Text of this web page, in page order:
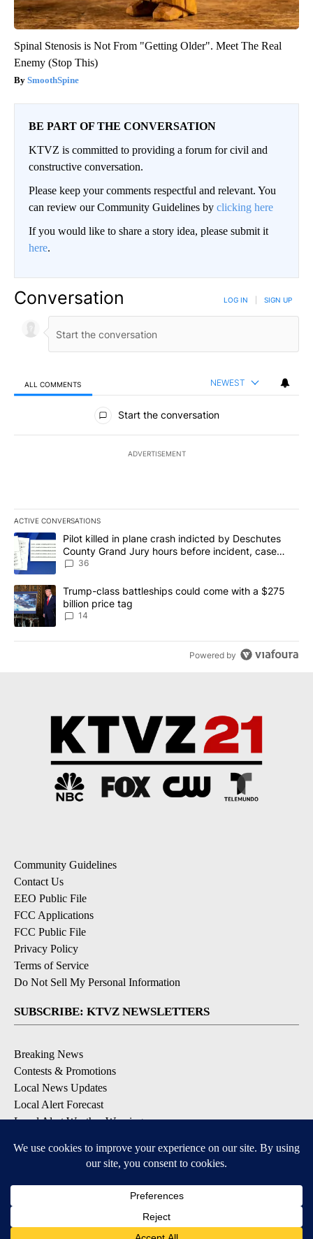
Spinal Stenosis is Not From "Getting Older". Meet The Real
Enemy (Stop This)
SmoothSpine
BE PART OF THE CONVERSATION
KTVZ is committed to providing a forum for civil and
constructive conversation.
Please keep your comments respectful and relevant. You
can review our Community Guidelines by clicking here
If you would like to share a story idea, please submit it
here.
Conversation LOG IN SIGN UP
ALL COMMENTS NEWEST
All Comments
Start the conversation
ADVERTISEMENT
ACTIVE CONVERSATIONS
The following is a list of the most commented articles in the last
A trending article titled "Pilot killed in plane crash indicted by
Pilot killed in plane crash indicted by Deschutes
County Grand Jury hours before incident, case
dismissed following death
36
A trending article titled "Trump-class battleships could come
Trump-class battleships could come with a $275
billion price tag
14
Powered by
Community Guidelines
Contact Us
EEO Public File
FCC Applications
FCC Public File
Privacy Policy
Terms of Service
Do Not Sell My Personal Information
SUBSCRIBE: KTVZ NEWSLETTERS
Breaking News
Contests & Promotions
Local News Updates
Local Alert Forecast
Local Alert Weather Warnings
DOWNLOAD: KTVZ APPS
Apple & Google Play Stores